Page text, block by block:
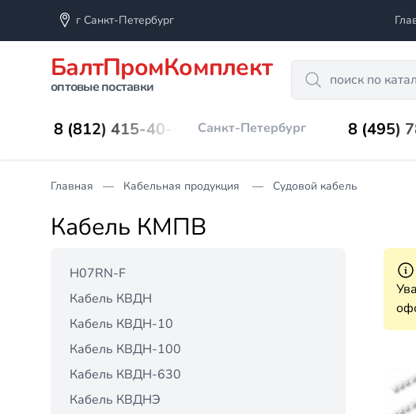
г Санкт-Петербург
БалтПромКомплект
оптовые поставки
Search
8 (812) 415-40-45 Санкт-Петербург 8 (495)
Главная Кабельная продукция Судовой кабель
Кабель КМПВ
H07RN-F
Кабель КВДН
Кабель КВДН-10
Кабель КВДН-100
Кабель КВДН-630
Кабель КВДНЭ